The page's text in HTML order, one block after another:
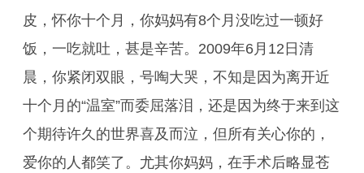
皮，怀你十个月，你妈妈有8个月没吃过一顿好
饭，一吃就吐，甚是辛苦。2009年6月12日清
晨，你紧闭双眼，号啕大哭，不知是因为离开近
十个月的“温室”而委屈落泪，还是因为终于来到这
个期待许久的世界喜及而泣，但所有关心你的，
爱你的人都笑了。尤其你妈妈，在手术后略显苍